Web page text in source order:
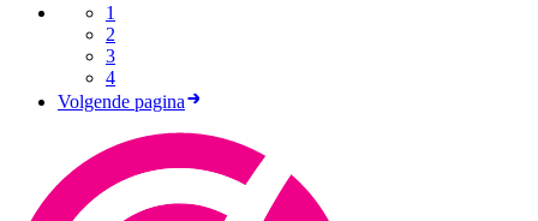
1
2
3
4
Volgende pagina